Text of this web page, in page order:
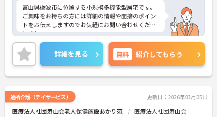
富山県砺波市に位置する小規模多機能型居宅です。
ご興味をお持ちの方には詳細の情報や面接のポイン
トをお伝えしますのでお気軽にお問い合わせくださ
いませ。
詳細を見る 無料 紹介してもらう
通所介護（デイサービス） 更新日：2026年03月05日
医療法人社団寿山会老人保健施設あかり苑 医療法人社団寿山会